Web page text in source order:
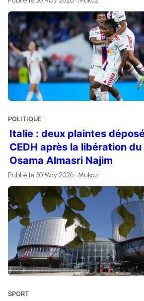
POLITIQUE
Italie : deux plaintes
CEDH après la libération
Osama Almasri Najim
Publié le 30 May 2026 • Mukaz
SPORT